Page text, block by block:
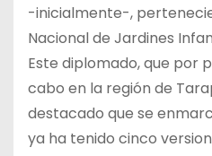
-inicialmente-,
Nacional de Jardines
Este diplomado, que por
cabo en la región de
destacado que se
ya ha tenido cinco